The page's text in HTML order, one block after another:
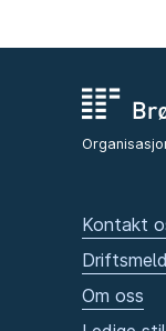
Kontakt
Om oss